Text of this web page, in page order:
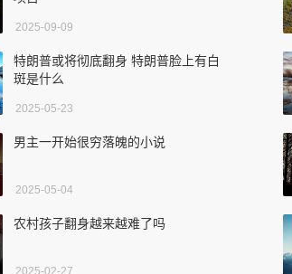
2025-09-09
特朗普或将彻底翻身 特朗普脸上有白
斑是什么
2025-05-23
男主一开始很穷落魄的小说
2025-05-04
农村孩子翻身越来越难了吗
2025-02-27